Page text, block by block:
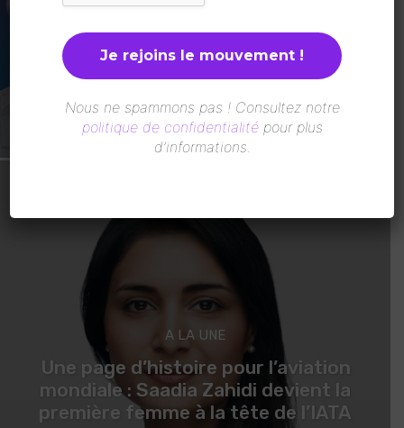
A LA UNE
Une page d’histoire pour l’aviation
mondiale : Saadia Zahidi devient la
première femme à la tête de l’IATA
Nous ne spammons pas ! Consultez notre
politique de confidentialitépour plus
d’informations.